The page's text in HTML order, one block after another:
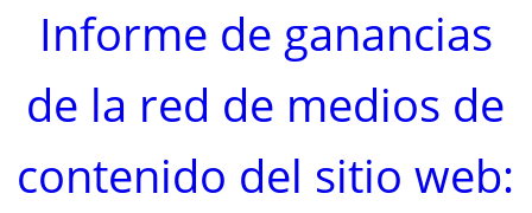
Informe de ganancias
de la red de medios de
contenido del sitio web: